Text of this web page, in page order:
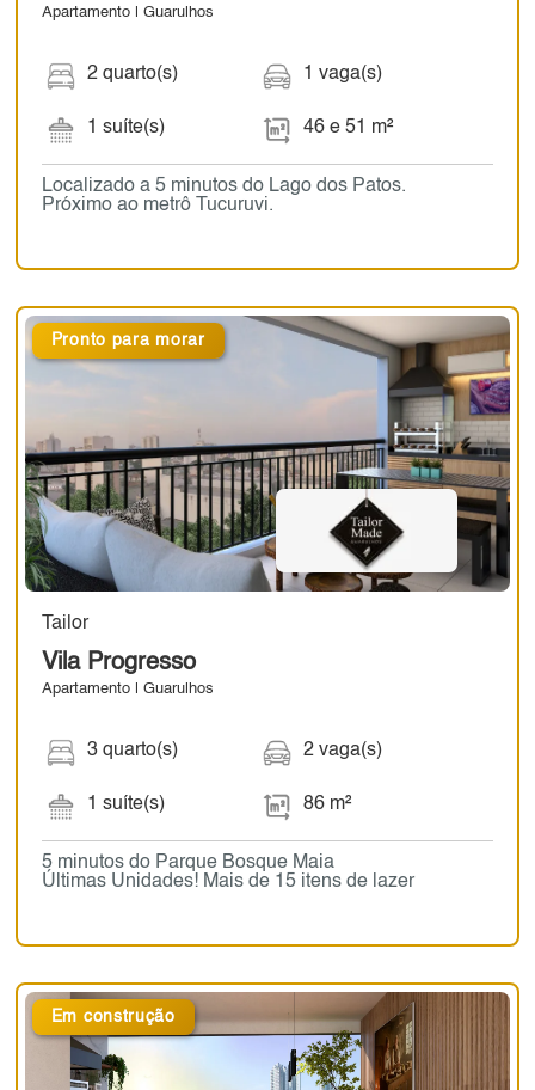
Apartamento | Guarulhos
2 quarto(s)
1 suíte(s)
1 vaga(s)
46 e 51 m²
Localizado a 5 minutos do Lago dos Patos.
Próximo ao metrô Tucuruvi.
Pronto para morar
Tailor
Vila Progresso
Apartamento | Guarulhos
3 quarto(s)
1 suíte(s)
2 vaga(s)
86 m²
5 minutos do Parque Bosque Maia
Últimas Unidades! Mais de 15 itens de lazer
Em construção